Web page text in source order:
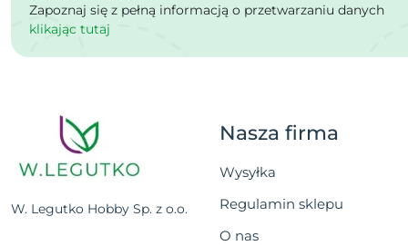
Zapoznaj się z pełną informacją o przetwarzaniu danych
klikając tutaj
W. Legutko Hobby Sp. z o.o.
Nasza firma
Wysyłka
Regulamin sklepu
O nas